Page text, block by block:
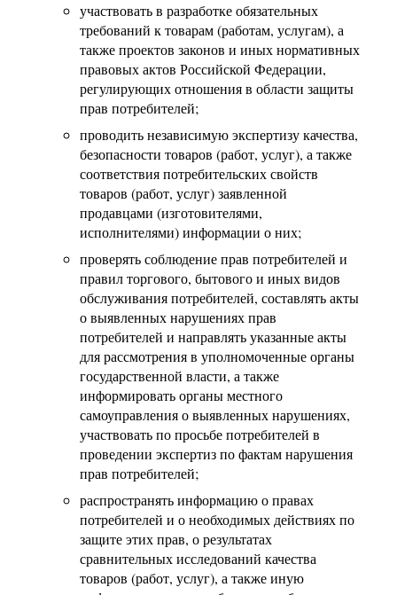
участвовать в разработке обязательных
требований к товарам (работам, услугам), а
также проектов законов и иных нормативных
правовых актов Российской Федерации,
регулирующих отношения в области защиты
прав потребителей;
проводить независимую экспертизу качества,
безопасности товаров (работ, услуг), а также
соответствия потребительских свойств
товаров (работ, услуг) заявленной
продавцами (изготовителями,
исполнителями) информации о них;
проверять соблюдение прав потребителей и
правил торгового, бытового и иных видов
обслуживания потребителей, составлять акты
о выявленных нарушениях прав
потребителей и направлять указанные акты
для рассмотрения в уполномоченные органы
государственной власти, а также
информировать органы местного
самоуправления о выявленных нарушениях,
участвовать по просьбе потребителей в
проведении экспертиз по фактам нарушения
прав потребителей;
распространять информацию о правах
потребителей и о необходимых действиях по
защите этих прав, о результатах
сравнительных исследований качества
товаров (работ, услуг), а также иную